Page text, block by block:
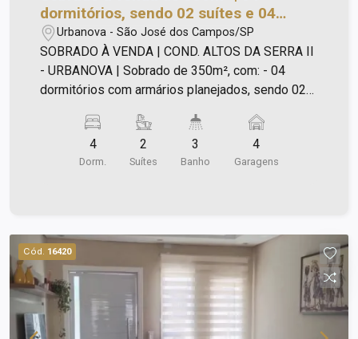
dormitórios, sendo 02 suítes e 04
vagas de garagem | Condomínio Altos
da Serra II - Urbanova | São José dos
Campos |
Urbanova - São José dos Campos/SP
SOBRADO À VENDA | COND. ALTOS DA SERRA II
- URBANOVA | Sobrado de 350m², com: - 04
dormitórios com armários planejados, sendo 02
- Banheiro social; - Piscina; - 04 vagas de
garagem.4
Dorm.
2
Suítes
3
Banho
4
Garagens
Cód. 16420